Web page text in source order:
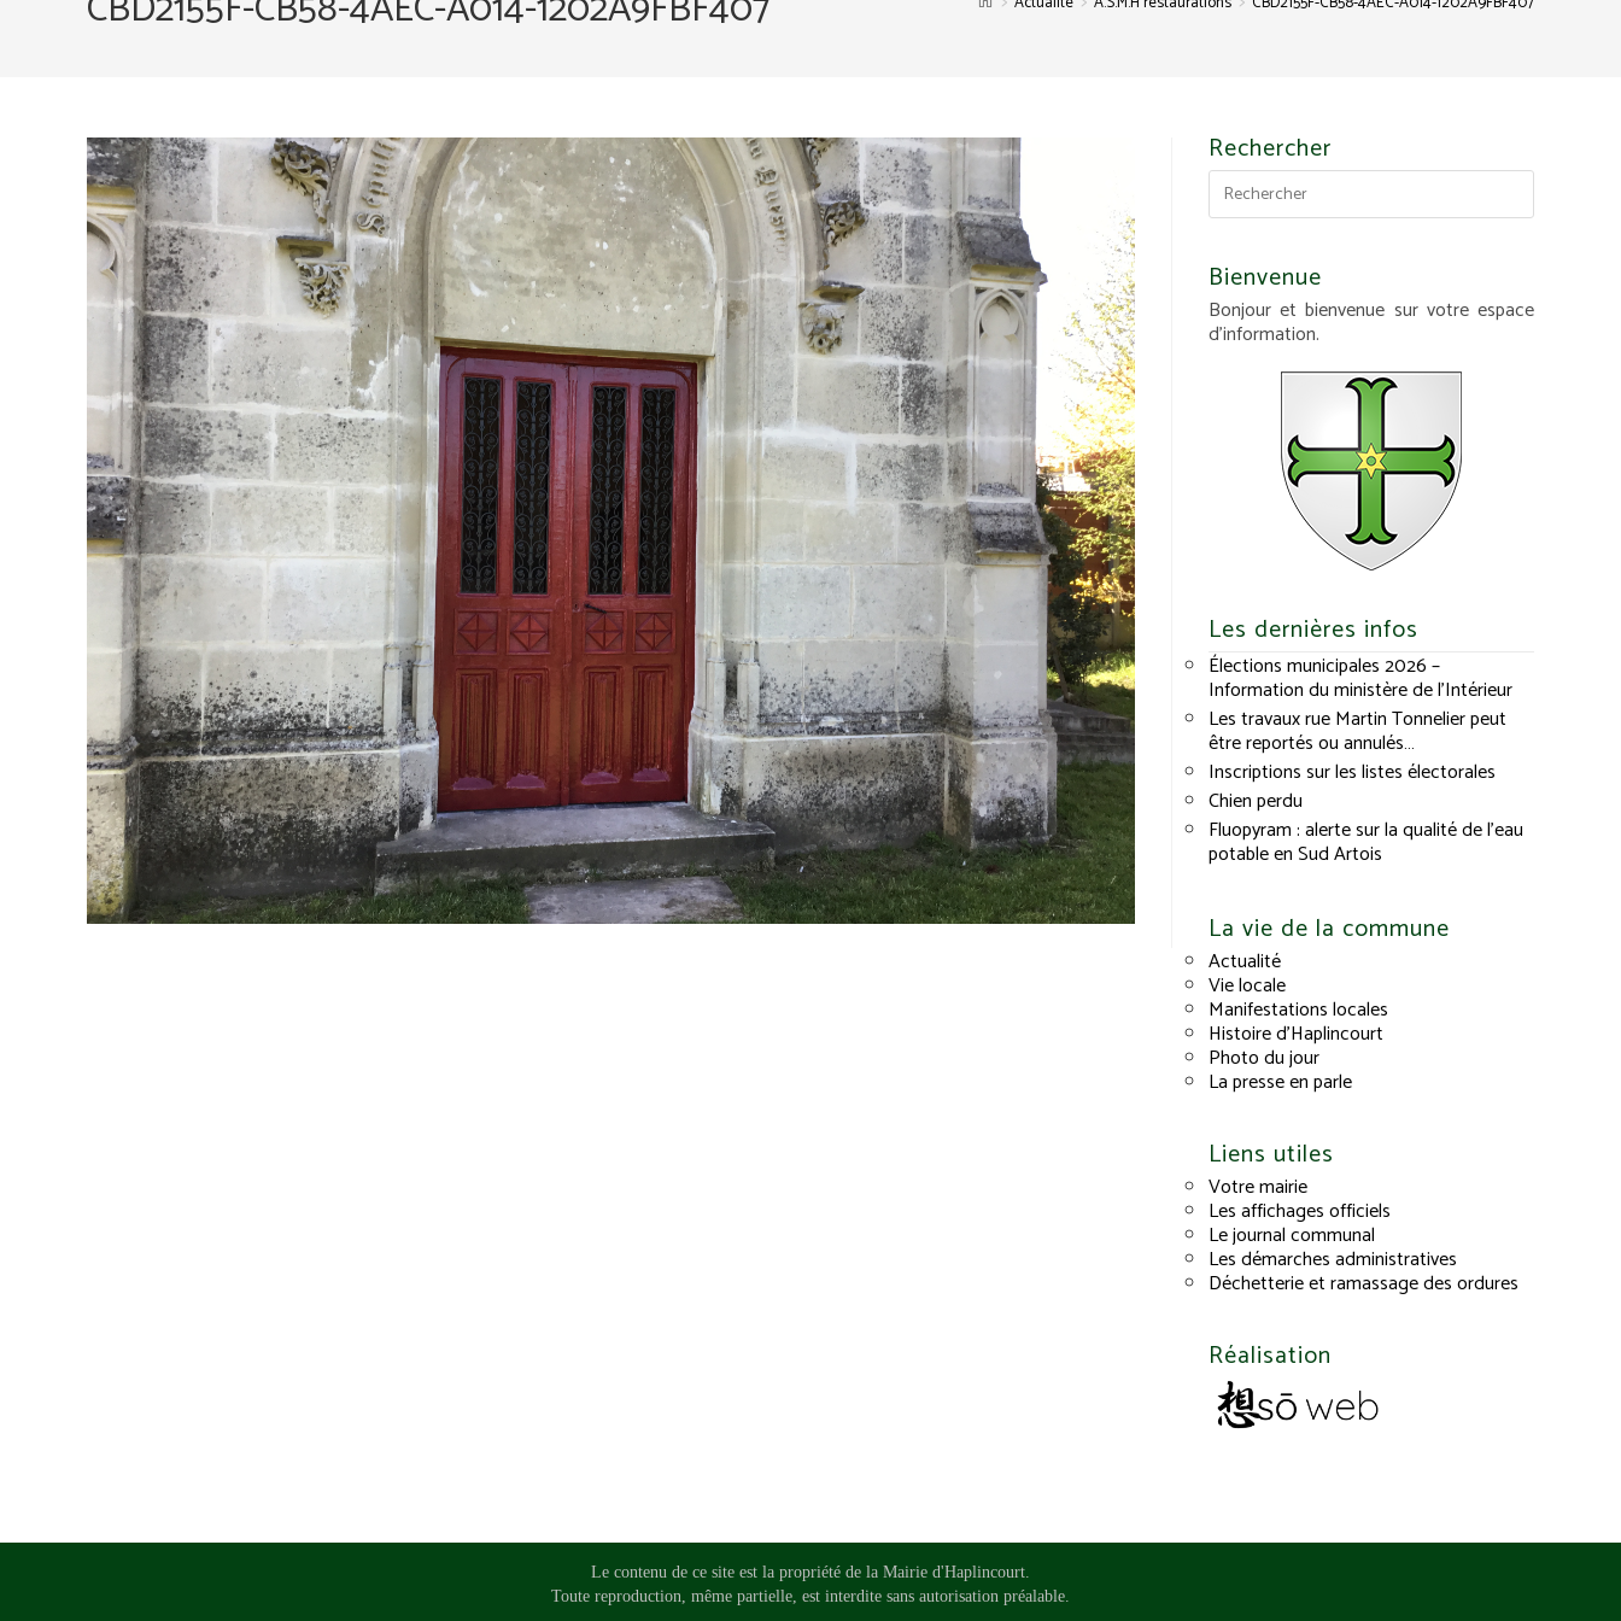
Rechercher
Bienvenue
Bonjour et bienvenue sur votre espace
d'information.
Les dernières infos
Élections municipales 2026 –
Information du ministère de l’Intérieur
Les travaux rue Martin Tonnelier peut
être reportés ou annulés…
Inscriptions sur les listes électorales
Chien perdu
Fluopyram : alerte sur la qualité de l’eau
potable en Sud Artois
La vie de la commune
Actualité
Vie locale
Manifestations locales
Histoire d’Haplincourt
Photo du jour
La presse en parle
Liens utiles
Votre mairie
Les affichages officiels
Le journal communal
Les démarches administratives
Déchetterie et ramassage des ordures
Réalisation
Le contenu de ce site est la propriété de la Mairie d'Haplincourt.
Toute reproduction, même partielle, est interdite sans autorisation préalable.